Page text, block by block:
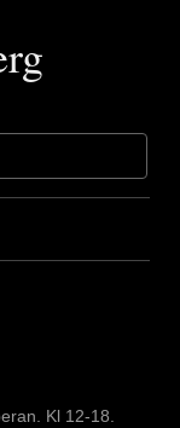
Kl 12-18.